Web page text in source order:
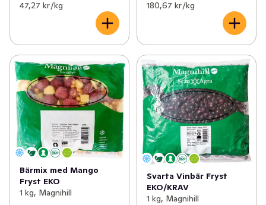
47,27 kr /kg 180,67 kr /kg
Bärmix med Mango
Fryst EKO
1 kg, Magnihill
Svarta Vinbär Fryst
EKO/KRAV
1 kg, Magnihill